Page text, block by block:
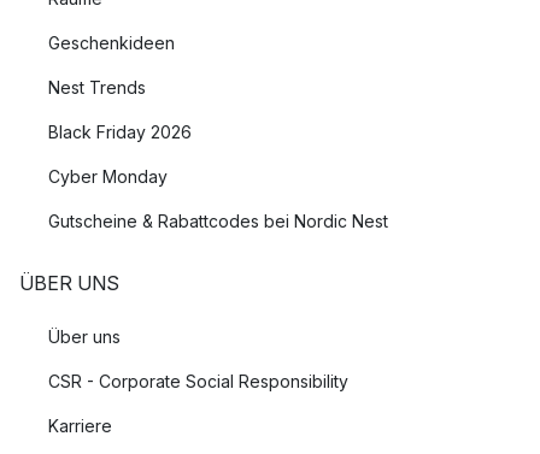
Geschenkideen
Nest Trends
Black Friday 2026
Cyber Monday
Gutscheine & Rabattcodes bei Nordic Nest
ÜBER UNS
Über uns
CSR - Corporate Social Responsibility
Karriere